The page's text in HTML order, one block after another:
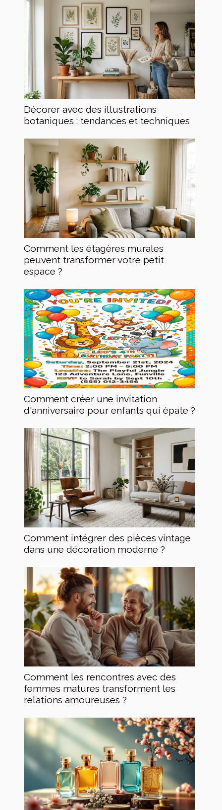
Décorer avec des illustrations
botaniques : tendances et techniques
Comment les étagères murales
peuvent transformer votre petit
espace ?
Comment créer une invitation
d'anniversaire pour enfants qui épate ?
Comment intégrer des pièces vintage
dans une décoration moderne ?
Comment les rencontres avec des
femmes matures transforment les
relations amoureuses ?